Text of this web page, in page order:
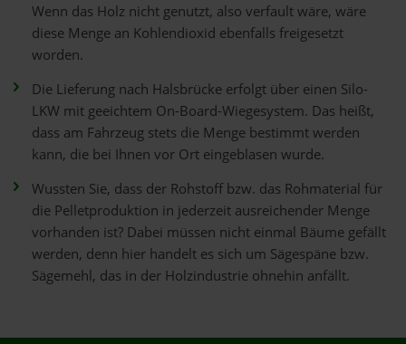
Wenn das Holz nicht genutzt, also verfault wäre, wäre
diese Menge an Kohlendioxid ebenfalls freigesetzt
worden.
Die Lieferung nach Halsbrücke erfolgt über einen Silo-
LKW mit geeichtem On-Board-Wiegesystem. Das heißt,
dass am Fahrzeug stets die Menge bestimmt werden
kann, die bei Ihnen vor Ort eingeblasen wurde.
Wussten Sie, dass der Rohstoff bzw. das Rohmaterial für
die Pelletproduktion in jederzeit ausreichender Menge
vorhanden ist? Dabei müssen nicht einmal Bäume gefällt
werden, denn hier handelt es sich um Sägespäne bzw.
Sägemehl, das in der Holzindustrie ohnehin anfällt.